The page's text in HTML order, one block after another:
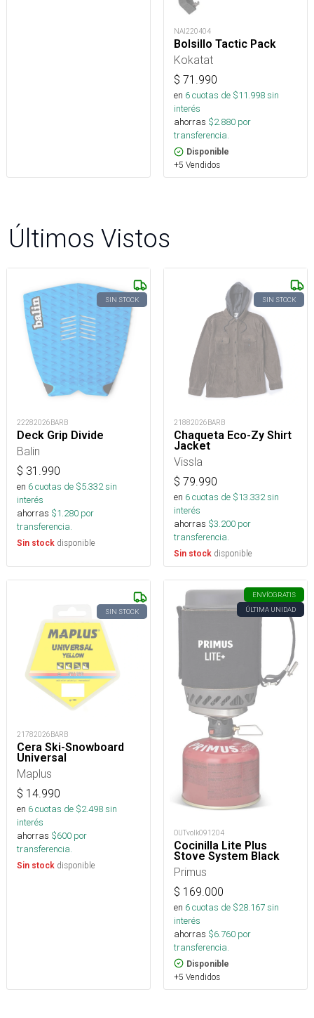
NAI220404
Bolsillo Tactic Pack
Kokatat
$ 71.990
en 6cuotas de $11.998sin
interés
ahorras $2.880 por
transferencia.
Disponible
+5 Vendidos
Últimos Vistos
SIN STOCK
22282026BARB
Deck Grip Divide
Balin
$ 31.990
en 6cuotas de $5.332sin
interés
ahorras $1.280 por
transferencia.
Sin stock disponible
SIN STOCK
21882026BARB
Chaqueta Eco-Zy Shirt
Jacket
Vissla
$ 79.990
en 6cuotas de $13.332sin
interés
ahorras $3.200 por
transferencia.
Sin stock disponible
SIN STOCK
21782026BARB
Cera Ski-Snowboard
Universal
Maplus
$ 14.990
en 6cuotas de $2.498sin
interés
ahorras $600 por
transferencia.
Sin stock disponible
ENVÍOGRATIS
ÚLTIMA UNIDAD
OUTvolk091204
Cocinilla Lite Plus
Stove System Black
Primus
$ 169.000
en 6cuotas de $28.167sin
interés
ahorras $6.760 por
transferencia.
Disponible
+5 Vendidos